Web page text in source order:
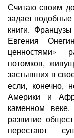
Считаю своим
задает
книги.
Евгения
ценностями»
потомков,
застывших в
если, конечно,
Америки и
каменном
развитие
перестают